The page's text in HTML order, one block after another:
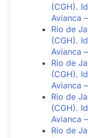
(CGH).
Avianca
Rio de
(CGH).
Avianca
Rio de
(CGH).
Avianca
Rio de
(CGH).
Avianca
Rio de